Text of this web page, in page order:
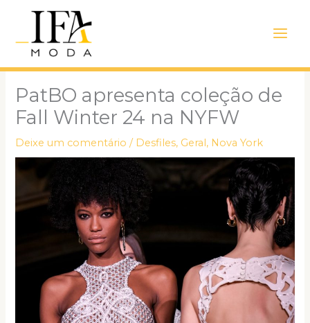
conteúdo
Menu
PatBO apresenta coleção de
Fall Winter 24 na NYFW
Deixe um comentário / Desfiles, Geral, Nova York